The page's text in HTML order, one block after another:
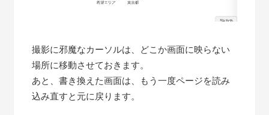
撮影に邪魔なカーソルは、どこか画面に映らない
場所に移動させておきます。
あと、書き換えた画面は、もう一度ページを読み
込み直すと元に戻ります。